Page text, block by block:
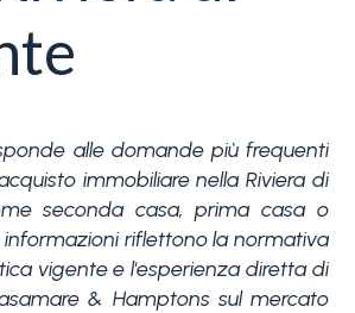
alle domande più frequenti
immobiliare nella Riviera di
seconda casa, prima casa o
informazioni riflettono la normativa
vigente e l'esperienza diretta di
& Hamptons sul mercato